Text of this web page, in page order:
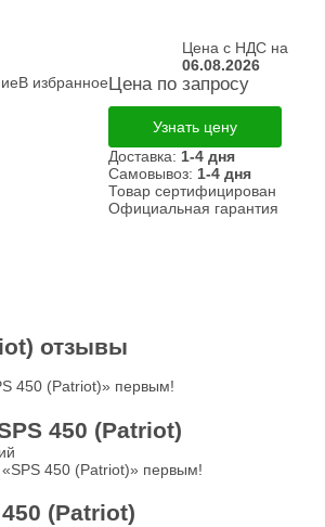
Цена с НДС на
06.08.2026
В избранноеЦена по запросу
Узнать цену
Доставка: 1-4 дня
Самовывоз: 1-4 дня
Товар сертифицирован
Официальная гарантия
отзывы
450 (Patriot)» первым!
450 (Patriot)
450 (Patriot)» первым!
(Patriot)